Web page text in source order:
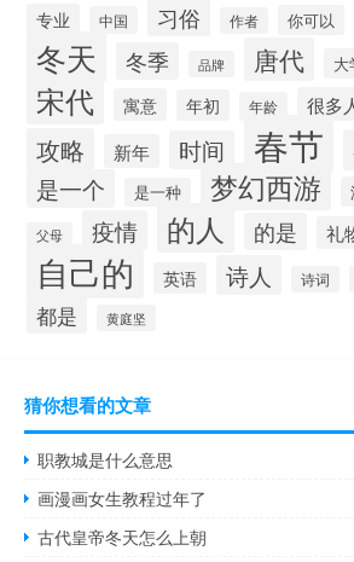
专业 中国 习俗 作者 你可以
冬天 冬季 品牌 唐代 大
宋代 寓意 年初 年龄 很多
攻略 新年 时间 春节
是一个 是一种 梦幻西游
父母 疫情 的人 的是 礼
自己的 英语 诗人 诗词
都是 黄庭坚
猜你想看的文章
职教城是什么意思
画漫画女生教程过年了
古代皇帝冬天怎么上朝